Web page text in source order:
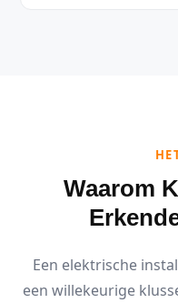
Waarom
Een elektrische
een willekeurige